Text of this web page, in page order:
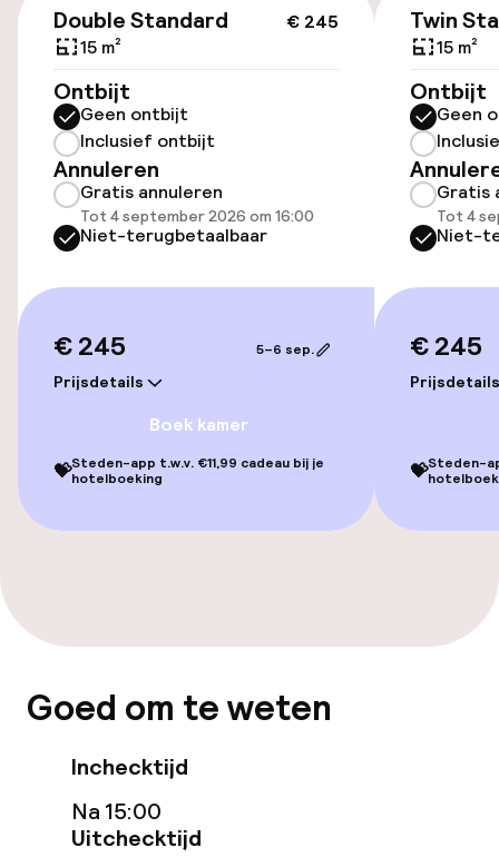
Parkeren & mobiliteit
(buiten)
€ 24,00 per dag
Parkeergelegenheid op eigen terrein
(binnen)
Gratis parkeren
Openbaar parkeren
Fietsenstalling
Toegankelijkheid
Overal rolstoeltoegankelijk
Voor toegankelijkheid
Zwemmen & wellness
€ 245
Double Standard
15 m²
Ontbijt
Geen ontbijt
Inclusief ontbijt
Annuleren
Gratis annuleren
Tot 4 september 2026 om 16:00
Niet-terugbetaalbaar
€ 245
Prijsdetails
5–6 sep.
Boek kamer
💝Steden-app t.w.v. €11,99 cadeau bij je
hotelboeking
Twin
15 m²
Ontbijt
Geen
Gratis
Tot 4
Niet-
€ 245
Prijsdetails
💝Steden-
Goed om te weten
Inchecktijd
Na 15:00
Uitchecktijd